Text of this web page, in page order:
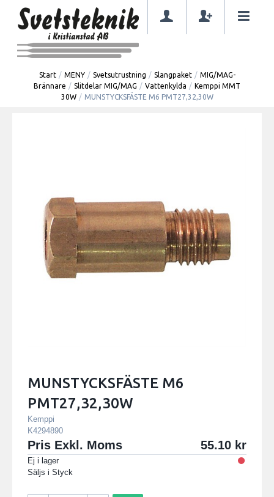
Start / MENY / Svetsutrustning / Slangpaket / MIG/MAG-
Brännare / Slitdelar MIG/MAG / Vattenkylda / Kemppi MMT
30W / MUNSTYCKSFÄSTE M6 PMT27,32,30W
MUNSTYCKSFÄSTE M6
PMT27,32,30W
Kemppi
K4294890
Pris Exkl. Moms 55.10
Ej i lager
Säljs i Styck